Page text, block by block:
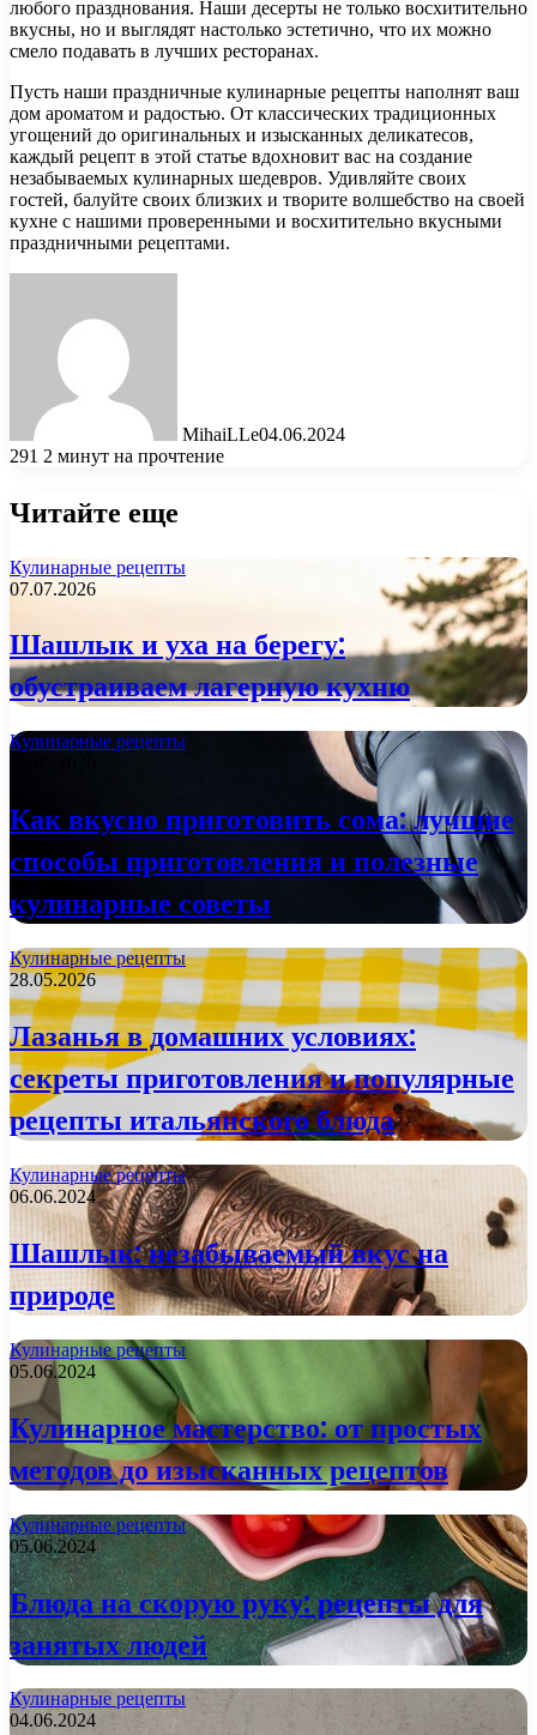
любого празднования. Наши десерты не только восхитительно
вкусны, но и выглядят настолько эстетично, что их можно
смело подавать в лучших ресторанах.
Пусть наши праздничные кулинарные рецепты наполнят ваш
дом ароматом и радостью. От классических традиционных
угощений до оригинальных и изысканных деликатесов,
каждый рецепт в этой статье вдохновит вас на создание
незабываемых кулинарных шедевров. Удивляйте своих
гостей, балуйте своих близких и творите волшебство на своей
кухне с нашими проверенными и восхитительно вкусными
праздничными рецептами.
MihaiLLe04.06.2024
291 2 минут на прочтение
Читайте еще
Кулинарные рецепты
07.07.2026
Шашлык и уха на берегу:
обустраиваем лагерную кухню
Кулинарные рецепты
Как вкусно приготовить сома: лучшие
способы приготовления и полезные
кулинарные советы
Кулинарные рецепты
28.05.2026
Лазанья в домашних условиях:
секреты приготовления и популярные
рецепты итальянского блюда
Кулинарные рецепты
06.06.2024
Шашлык: незабываемый вкус на
природе
Кулинарные рецепты
05.06.2024
Кулинарное мастерство: от простых
методов до изысканных рецептов
Кулинарные рецепты
05.06.2024
Блюда на скорую руку: рецепты для
занятых людей
Кулинарные рецепты
04.06.2024